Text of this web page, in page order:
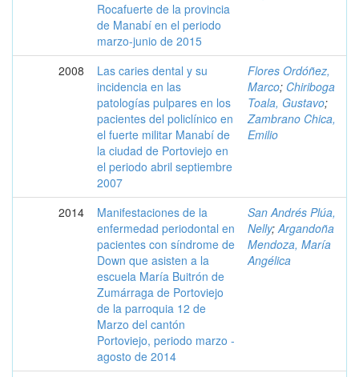
Rocafuerte de la provincia
de Manabí en el periodo
marzo-junio de 2015
2008
Las caries dental y su
incidencia en las
patologías pulpares en los
pacientes del policlínico en
el fuerte militar Manabí de
la ciudad de Portoviejo en
el periodo abril septiembre
2007
Flores Ordóñez,
Marco; Chiriboga
Toala, Gustavo;
Zambrano Chica,
Emilio
2014
Manifestaciones de la
enfermedad periodontal en
pacientes con síndrome de
Down que asisten a la
escuela María Buitrón de
Zumárraga de Portoviejo
de la parroquia 12 de
Marzo del cantón
Portoviejo, periodo marzo -
agosto de 2014
San Andrés Plúa,
Nelly;Argandoña
Mendoza, María
Angélica